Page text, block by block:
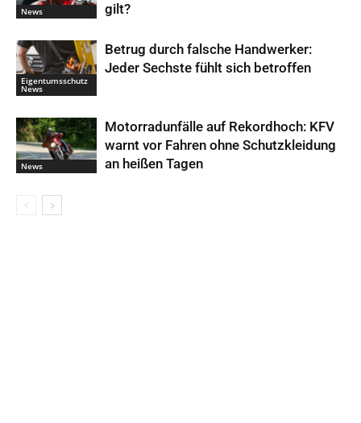
News
gilt?
Eigentumsschutz
News
Betrug durch falsche Handwerker:
Jeder Sechste fühlt sich betroffen
News
Motorradunfälle auf Rekordhoch: KFV
warnt vor Fahren ohne Schutzkleidung
an heißen Tagen